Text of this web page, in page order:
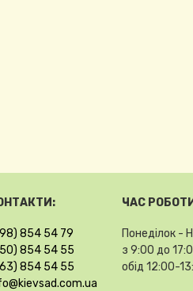
854 54 79
854 54 55
854 54 55
ЧАС
Понеділок -
з 9:00 до
обід 12:00-